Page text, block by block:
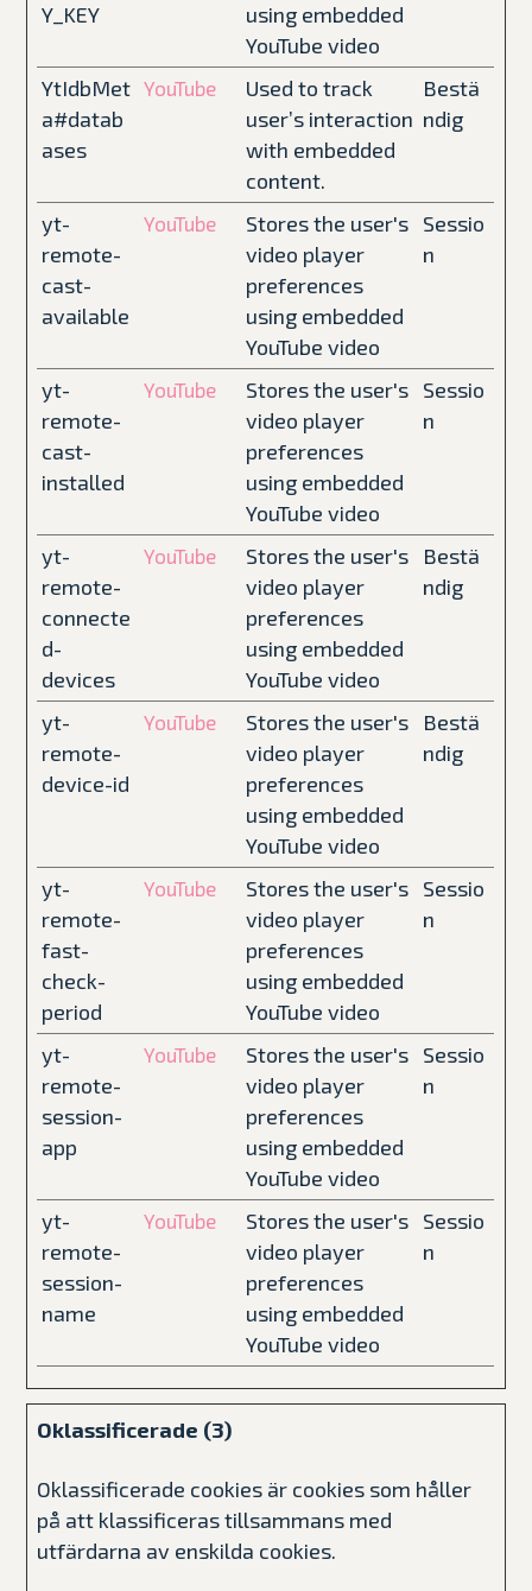
Y_KEY
using embedded
YouTube video
YtIdbMet
a#datab
ases
YouTube
Used to track
user’s interaction
with embedded
content.
Bestä
ndig
yt-
remote-
cast-
available
YouTube
Stores the user's
video player
preferences
using embedded
YouTube video
Sessio
n
yt-
remote-
cast-
installed
YouTube
Stores the user's
video player
preferences
using embedded
YouTube video
Sessio
n
yt-
remote-
connecte
d-
devices
YouTube
Stores the user's
video player
preferences
using embedded
YouTube video
Bestä
ndig
yt-
remote-
device-id
YouTube
Stores the user's
video player
preferences
using embedded
YouTube video
Bestä
ndig
yt-
remote-
fast-
check-
period
YouTube
Stores the user's
video player
preferences
using embedded
YouTube video
Sessio
n
yt-
remote-
session-
app
YouTube
Stores the user's
video player
preferences
using embedded
YouTube video
Sessio
n
yt-
remote-
session-
name
YouTube
Stores the user's
video player
preferences
using embedded
YouTube video
Sessio
n
Oklassificerade (3)
Oklassificerade cookies är cookies som håller
på att klassificeras tillsammans med
utfärdarna av enskilda cookies.